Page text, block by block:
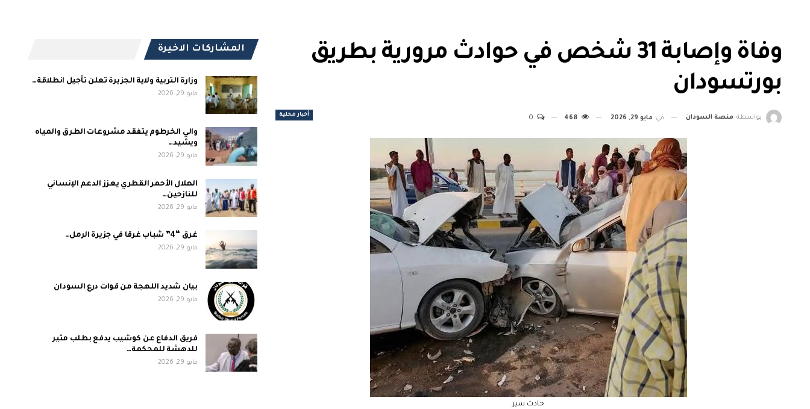
وفاة وإصابة 31 شخص في حوادث مرورية بطريق
بورتسودان
أخبار محلية بواسطة منصة السودان في مايو 29, 2026 468
حادث سير
المشاركات الاخيرة
وزارة التربية ولاية الجزيرة تعلن تأجيل انطلاقة…
مايو 29, 2026
والي الخرطوم يتفقد مشروعات الطرق والمياه
ويشيد…
مايو 29, 2026
الهلال الأحمر القطري يعزز الدعم الإنساني
للنازحين…
مايو 29, 2026
غرق “4” شباب غرقا في جزيرة الرمل…
مايو 29, 2026
بيان شديد اللهجة من قوات درع السودان
مايو 29, 2026
فريق الدفاع عن كوشيب يدفع بطلب مثير
للدهشة للمحكمة…
مايو 29, 2026